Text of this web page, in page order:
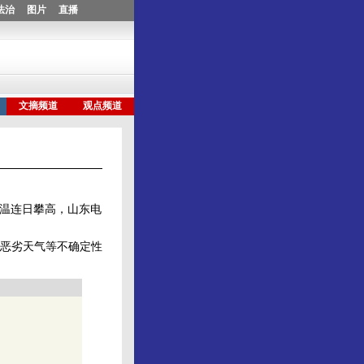
连日攀高，山东电
劣天气等不确定性